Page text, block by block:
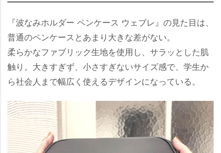
『波なみホルダー ペンケース ウェブレ』の見た目は、
普通のペンケースとあまり大きな差がない。
柔らかなファブリック生地を使用し、サラッとした肌
触り。大きすぎず、小さすぎないサイズ感で、学生か
ら社会人まで幅広く使えるデザインになっている。